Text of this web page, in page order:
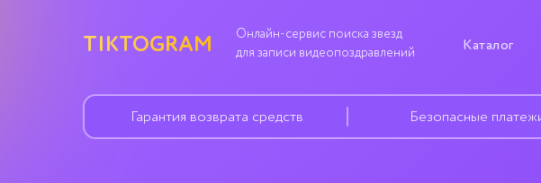
TIKTOGRAM
Онлайн-сервис поиска звезд
для записи видеопоздравлений
Каталог
Безопасные
Гарантия возврата средств